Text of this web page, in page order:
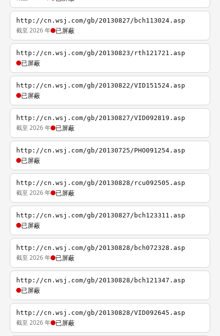
http://cn.wsj.com/gb/20130827/bch113024.asp
截至 2026 年 已屏蔽
http://cn.wsj.com/gb/20130823/rth121721.asp
已屏蔽
http://cn.wsj.com/gb/20130822/VID151524.asp
已屏蔽
http://cn.wsj.com/gb/20130827/VID092819.asp
截至 2026 年 已屏蔽
http://cn.wsj.com/gb/20130725/PHO091254.asp
已屏蔽
http://cn.wsj.com/gb/20130828/rcu092505.asp
截至 2026 年 已屏蔽
http://cn.wsj.com/gb/20130827/bch123311.asp
已屏蔽
http://cn.wsj.com/gb/20130828/bch072328.asp
截至 2026 年 已屏蔽
http://cn.wsj.com/gb/20130828/bch121347.asp
已屏蔽
http://cn.wsj.com/gb/20130828/VID092645.asp
截至 2026 年 已屏蔽